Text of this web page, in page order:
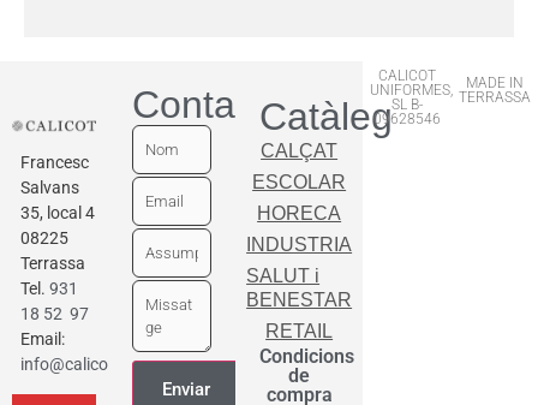
Francesc
Salvans
35, local 4
08225
Terrassa
Tel. 931
18 52 97
Email:
info@calicot.cat
ContactarCatàleg
CALÇAT
ESCOLAR
HORECA
INDUSTRIA
SALUT i
BENESTAR
RETAIL
Condicions
de
compra
CALICOT
UNIFORMES,
SL B-
09628546
MADE IN
TERRASSA